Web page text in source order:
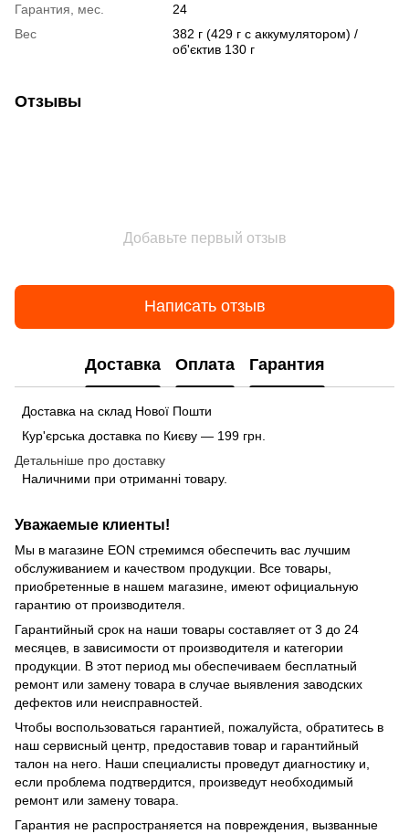
Гарантия, мес.
24
Вес
382 г (429 г с аккумулятором) /
об'єктив 130 г
Отзывы
Добавьте первый отзыв
Написать отзыв
Доставка Оплата Гарантия
Доставка на склад Нової Пошти
Кур'єрська доставка по Києву — 199 грн.
Детальніше про доставку
Наличними при отриманні товару.
Уважаемые клиенты!
Мы в магазине EON стремимся обеспечить вас лучшим
обслуживанием и качеством продукции. Все товары,
приобретенные в нашем магазине, имеют официальную
гарантию от производителя.
Гарантийный срок на наши товары составляет от 3 до 24
месяцев, в зависимости от производителя и категории
продукции. В этот период мы обеспечиваем бесплатный
ремонт или замену товара в случае выявления заводских
дефектов или неисправностей.
Чтобы воспользоваться гарантией, пожалуйста, обратитесь в
наш сервисный центр, предоставив товар и гарантийный
талон на него. Наши специалисты проведут диагностику и,
если проблема подтвердится, произведут необходимый
ремонт или замену товара.
Гарантия не распространяется на повреждения, вызванные